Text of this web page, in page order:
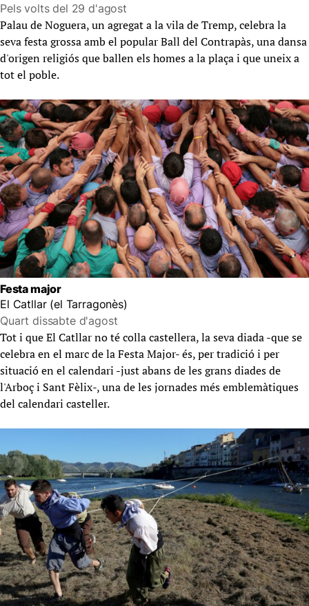
Pels volts del 29 d'agost
Palau de Noguera, un agregat a la vila de Tremp, celebra la
seva festa grossa amb el popular Ball del Contrapàs, una dansa
d'origen religiós que ballen els homes a la plaça i que uneix a
tot el poble.
Festa major
El Catllar (el Tarragonès)
Quart dissabte d'agost
Tot i que El Catllar no té colla castellera, la seva diada -que se
celebra en el marc de la Festa Major- és, per tradició i per
situació en el calendari -just abans de les grans diades de
l'Arboç i Sant Fèlix-, una de les jornades més emblemàtiques
del calendari casteller.